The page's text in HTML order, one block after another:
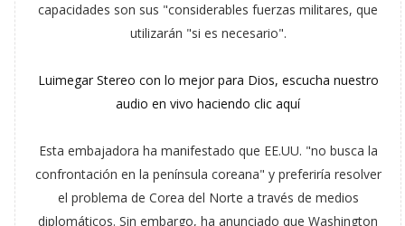
capacidades son sus "considerables fuerzas militares, que
utilizarán "si es necesario".
Luimegar Stereo con lo mejor para Dios, escucha nuestro
audio en vivo haciendo clic aquí
Esta embajadora ha manifestado que EE.UU. "no busca la
confrontación en la península coreana" y preferiría resolver
el problema de Corea del Norte a través de medios
diplomáticos. Sin embargo, ha anunciado que Washington